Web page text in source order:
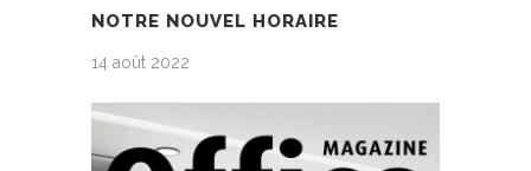
NOTRE NOUVEL HORAIRE
14 août 2022